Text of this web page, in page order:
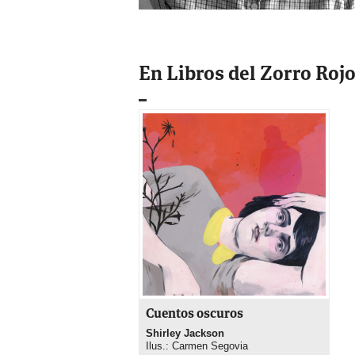
En Libros del Zorro Rojo
Cuentos oscuros
Shirley Jackson
Ilus.: Carmen Segovia